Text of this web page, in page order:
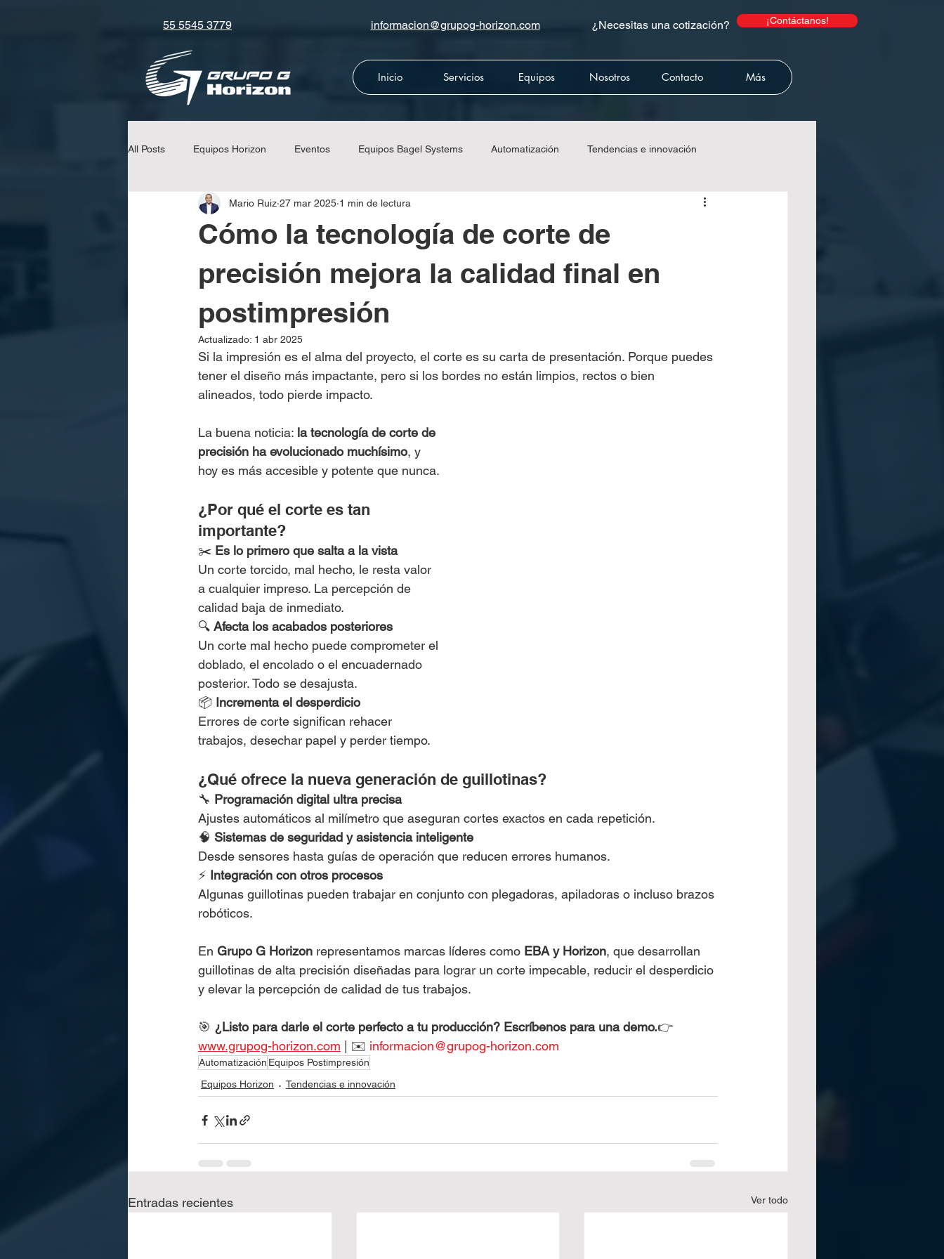
55 5545 3779 informacion@grupog-horizon.com ¿Necesitas una cotización? ¡Contáctanos!
Inicio Servicios Equipos Nosotros Contacto Más
All Posts Equipos Horizon Eventos Equipos Bagel Systems Automatización Tendencias e innovación
Consejos y Tips Equipos Uchida Equipos CMC
Cómo la tecnología de corte de
precisión mejora la calidad final en
postimpresión
Mario Ruiz 27 mar 2025 1 min de lectura
Actualizado: 1 abr 2025
Si la impresión es el alma del proyecto, el corte es su carta de presentación. Porque puedes
tener el diseño más impactante, pero si los bordes no están limpios, rectos o bien
alineados, todo pierde impacto.
La buena noticia: la tecnología de corte de
precisión ha evolucionado muchísimo, y
hoy es más accesible y potente que nunca.
¿Por qué el corte es tan
importante?
✂️ Es lo primero que salta a la vista
Un corte torcido, mal hecho, le resta valor
a cualquier impreso. La percepción de
calidad baja de inmediato.
🔍 Afecta los acabados posteriores
Un corte mal hecho puede comprometer el
doblado, el encolado o el encuadernado
posterior. Todo se desajusta.
📦 Incrementa el desperdicio
Errores de corte significan rehacer
trabajos, desechar papel y perder tiempo.
¿Qué ofrece la nueva generación de guillotinas?
🔧 Programación digital ultra precisa
Ajustes automáticos al milímetro que aseguran cortes exactos en cada repetición.
🧠 Sistemas de seguridad y asistencia inteligente
Desde sensores hasta guías de operación que reducen errores humanos.
⚡ Integración con otros procesos
Algunas guillotinas pueden trabajar en conjunto con plegadoras, apiladoras o incluso brazos
robóticos.
En Grupo G Horizon representamos marcas líderes como EBA y Horizon, que desarrollan
guillotinas de alta precisión diseñadas para lograr un corte impecable, reducir el desperdicio
y elevar la percepción de calidad de tus trabajos.
🎯 ¿Listo para darle el corte perfecto a tu producción? Escríbenos para una demo.👉
www.grupog-horizon.com | ✉️ informacion@grupog-horizon.com
Automatización Equipos Postimpresión
Equipos Horizon
Tendencias e innovación
Entradas recientes Ver todo